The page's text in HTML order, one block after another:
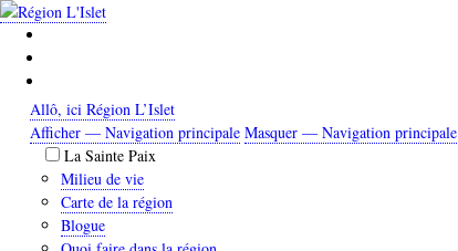
Aller
contenu
principal
Allô, ici Région L’Islet
Navigation
principale
Afficher — Navigation principale Masquer — Navigation principale
La Sainte Paix
Milieu de vie
Carte de la région
Blogue